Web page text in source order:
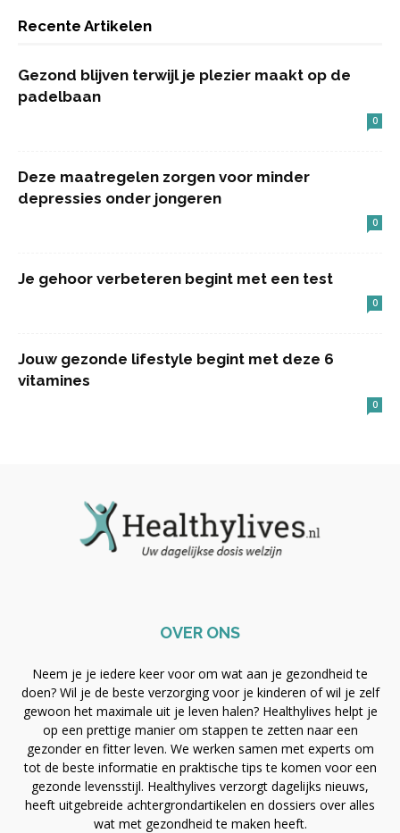
Recente Artikelen
Gezond blijven terwijl je plezier maakt op de
padelbaan
0
Deze maatregelen zorgen voor minder
depressies onder jongeren
0
Je gehoor verbeteren begint met een test
0
Jouw gezonde lifestyle begint met deze 6
vitamines
0
OVER ONS
Neem je je iedere keer voor om wat aan je gezondheid te
doen? Wil je de beste verzorging voor je kinderen of wil je zelf
gewoon het maximale uit je leven halen? Healthylives helpt je
op een prettige manier om stappen te zetten naar een
gezonder en fitter leven. We werken samen met experts om
tot de beste informatie en praktische tips te komen voor een
gezonde levensstijl. Healthylives verzorgt dagelijks nieuws,
heeft uitgebreide achtergrondartikelen en dossiers over alles
wat met gezondheid te maken heeft.